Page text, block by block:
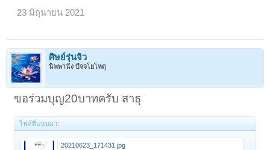
23 มิถุนายน 2021
ศิษย์รุ่นจิ๋ว
นิพพานัง ปัจจโยโหตุ
ขอร่วมบุญ20บาทครับ สาธุ
ไฟล์ที่แนบมา:
20210623_171431.jpg